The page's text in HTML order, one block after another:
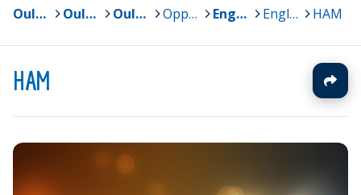
Oulun yliopisto Oulun normaalikoulun lukio ja perusasteen vs. 7-9 Oulun normaalikoulun lukio Oppiaineet Englanti Englanti arkistoidut HAM
HAM